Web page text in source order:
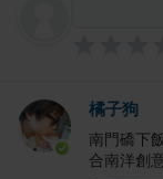
橘子狗
南門礄下
合南洋創